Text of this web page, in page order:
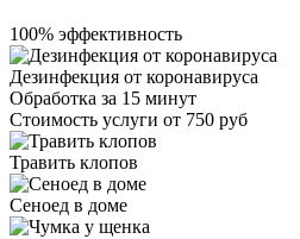
100% эффективность
Дезинфекция от коронавируса
Обработка за 15 минут
Стоимость услуги от 750 руб
Травить клопов
Сеноед в доме